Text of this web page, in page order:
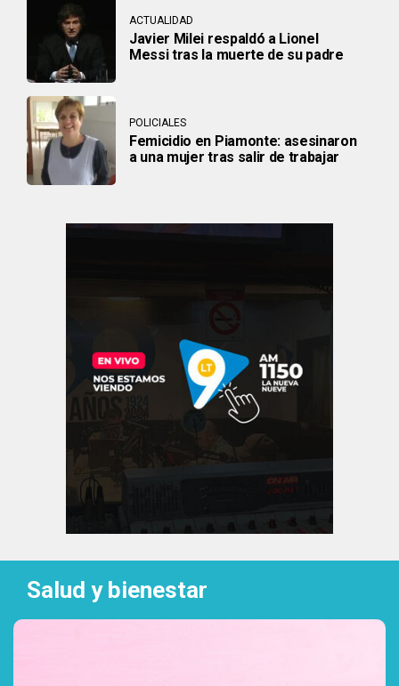
ACTUALIDAD
Javier Milei respaldó a Lionel
Messi tras la muerte de su padre
POLICIALES
Femicidio en Piamonte: asesinaron
a una mujer tras salir de trabajar
Salud y bienestar